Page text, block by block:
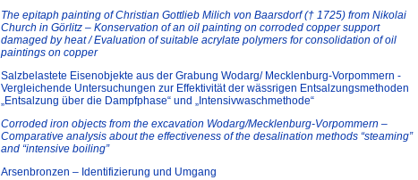
The epitaph painting of Christian Gottlieb Milich von Baarsdorf († 1725) from Nikolai
Church in Görlitz – Konservation of an oil painting on corroded copper support
damaged by heat / Evaluation of suitable acrylate polymers for consolidation of oil
paintings on copper
Salzbelastete Eisenobjekte aus der Grabung Wodarg/ Mecklenburg-Vorpommern -
Vergleichende Untersuchungen zur Effektivität der wässrigen Entsalzungsmethoden
„Entsalzung über die Dampfphase“ und „Intensivwaschmethode“
Corroded iron objects from the excavation Wodarg/Mecklenburg-Vorpommern –
Comparative analysis about the effectiveness of the desalination methods “steaming”
and “intensive boiling”
Arsenbronzen – Identifizierung und Umgang